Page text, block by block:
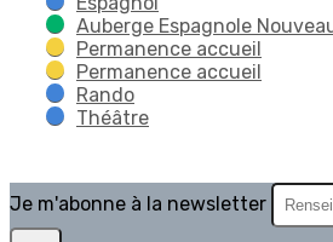
Auberge Espagnole
Permanence accueil
Permanence accueil
Rando
Théâtre
Je m'abonne à la newsletter